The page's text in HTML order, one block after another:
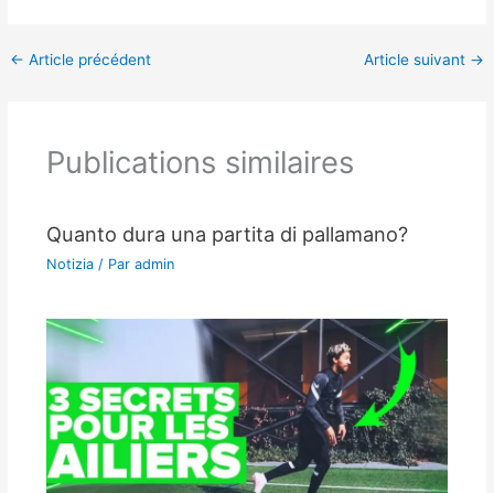
← Article précédent Article suivant →
Publications similaires
Quanto dura una partita di pallamano?
Notizia/ Par admin